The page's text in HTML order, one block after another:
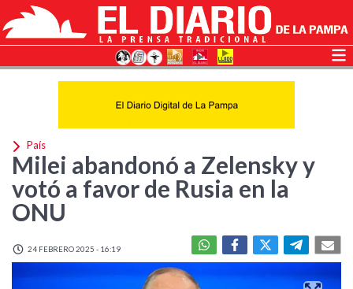
País
Milei abandonó a Zelensky y
votó a favor de Rusia en la
ONU
24 FEBRERO 2025 - 16:19